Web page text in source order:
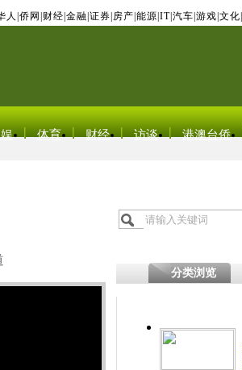
人 侨网 财经 金融 证券 房产 能源 IT| 汽车 游戏 文化
体育 财经 访谈 港澳台侨
分类浏览